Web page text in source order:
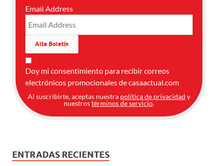
Email Address
Doy mi consentimiento para recibir correos
electrónicos promocionales de casaactual.com
Al suscribirte, aceptas nuestra política de privacidad y
nuestrostérminos de servicio.
ENTRADAS RECIENTES